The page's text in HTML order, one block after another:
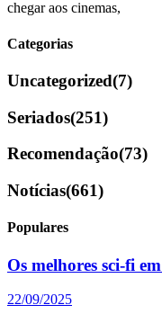
chegar aos cinemas,
Categorias
Uncategorized(7)
Seriados(251)
Recomendação(73)
Notícias(661)
Populares
Os melhores sci-fi
22/09/2025